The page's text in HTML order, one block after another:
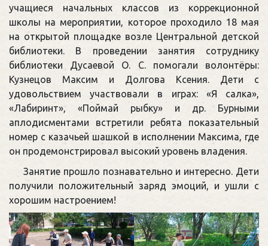
учащиеся начальных классов из коррекционной
школы на мероприятии, которое проходило 18 мая
на открытой площадке возле Центральной детской
библиотеки. В проведении занятия сотруднику
библиотеки Дусаевой О. С. помогали волонтёры:
Кузнецов Максим и Долгова Ксения. Дети с
удовольствием участвовали в играх: «Я салка»,
«Лабиринт», «Поймай рыбку» и др. Бурными
аплодисментами встретили ребята показательный
номер с казачьей шашкой в исполнении Максима, где
он продемонстрировал высокий уровень владения.
Занятие прошло познавательно и интересно. Дети
получили положительный заряд эмоций, и ушли с
хорошим настроением!